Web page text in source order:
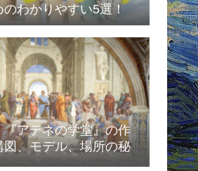
わかりやすい5選！
『アテネの学堂』の作
図、モデル、場所の秘